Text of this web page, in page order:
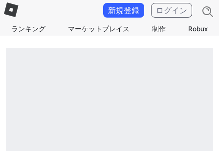
ランキング マーケットプレイス 制作 Robux
新規登録 ログイン